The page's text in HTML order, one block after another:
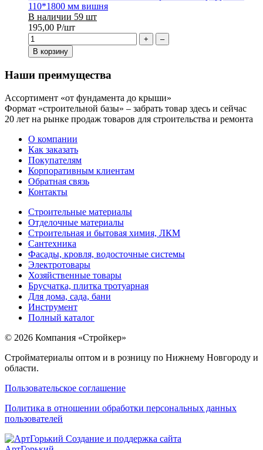
110*1800 мм вишня
В наличии 59 шт
195,00 Р/шт
+
–
В корзину
Наши преимущества
Ассортимент «от фундамента до крыши»
Формат «строительной базы» – забрать товар здесь и сейчас
20 лет на рынке продаж товаров для строительства и ремонта
О компании
Как заказать
Покупателям
Корпоративным клиентам
Обратная связь
Контакты
Строительные материалы
Отделочные материалы
Строительная и бытовая химия, ЛКМ
Сантехника
Фасады, кровля, водосточные системы
Электротовары
Хозяйственные товары
Брусчатка, плитка тротуарная
Для дома, сада, бани
Инструмент
Полный каталог
© 2026 Компания «Стройкер»
Стройматериалы оптом и в розницу по Нижнему Новгороду и
области.
Пользовательское соглашение
Политика в отношении обработки персональных данных
пользователей
Создание и поддержка сайта